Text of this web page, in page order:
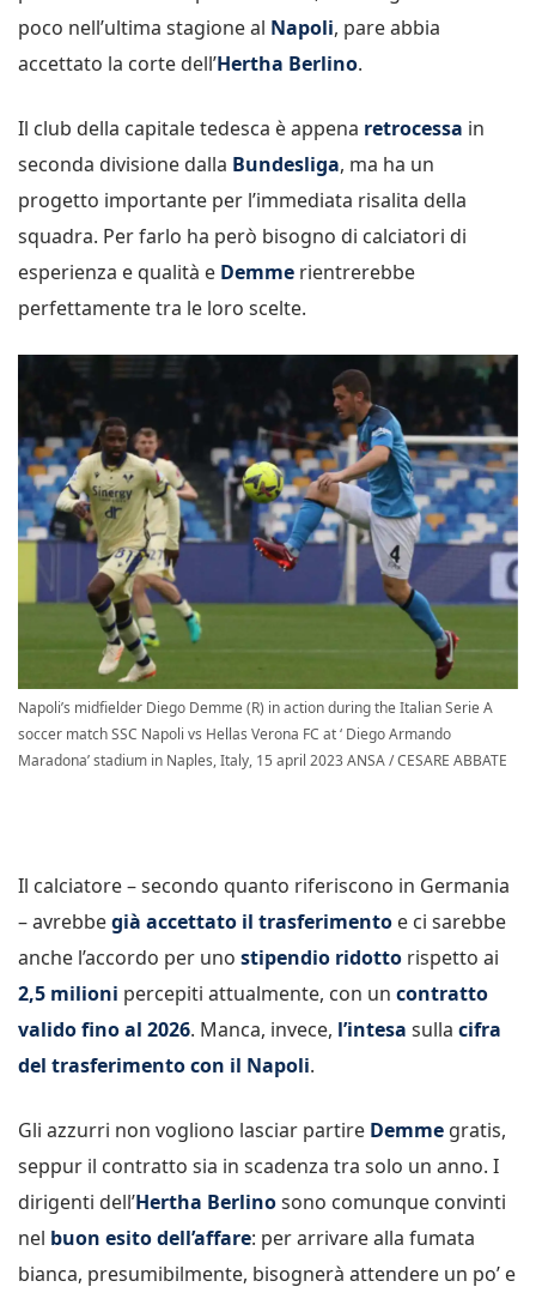
poco nell’ultima stagione al Napoli, pare abbia
accettato la corte dell’Hertha Berlino.
Il club della capitale tedesca è appena retrocessa in
seconda divisione dalla Bundesliga, ma ha un
progetto importante per l’immediata risalita della
squadra. Per farlo ha però bisogno di calciatori di
esperienza e qualità e Demme rientrerebbe
perfettamente tra le loro scelte.
Napoli’s midfielder Diego Demme (R) in action during the Italian Serie A
soccer match SSC Napoli vs Hellas Verona FC at ‘ Diego Armando
Maradona’ stadium in Naples, Italy, 15 april 2023 ANSA / CESARE ABBATE
Il calciatore – secondo quanto riferiscono in Germania
– avrebbegià accettato il trasferimento e ci sarebbe
anche l’accordo per uno stipendio ridotto rispetto ai
2,5 milioni percepiti attualmente, con un contratto
valido fino al 2026. Manca, invece, l’intesa sulla cifra
del trasferimento con il Napoli.
Gli azzurri non vogliono lasciar partire Demme gratis,
seppur il contratto sia in scadenza tra solo un anno. I
dirigenti dell’Hertha Berlinosono comunque convinti
nel buon esito dell’affare: per arrivare alla fumata
bianca, presumibilmente, bisognerà attendere un po’ e